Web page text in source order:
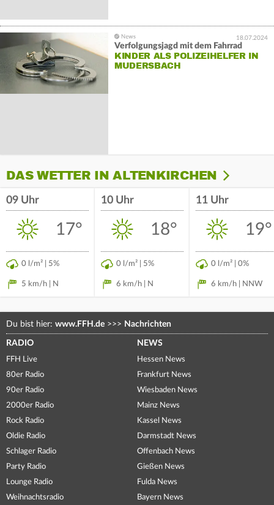
18.07.2024
Verfolgungsjagd mit dem Fahrrad
KINDER ALS POLIZEIHELFER IN
MUDERSBACH
DAS WETTER IN ALTENKIRCHEN
09 Uhr
17°
0 l/m² | 5%
5 km/h | N
10 Uhr
18°
0 l/m² | 5%
6 km/h | N
11 Uhr
19°
0 l/m² | 0%
6 km/h | NNW
Du bist hier: www.FFH.de >>> Nachrichten
RADIO
FFH Live
80er Radio
90er Radio
2000er Radio
Rock Radio
Oldie Radio
Schlager Radio
Party Radio
Lounge Radio
Weihnachtsradio
NEWS
Hessen News
Frankfurt News
Wiesbaden News
Mainz News
Kassel News
Darmstadt News
Offenbach News
Gießen News
Fulda News
Bayern News